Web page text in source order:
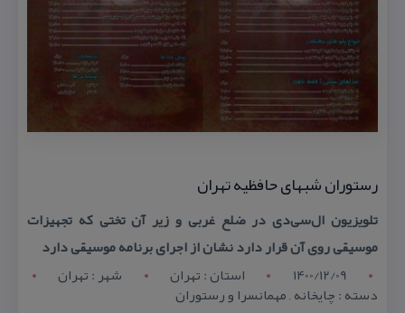
رستوران شبهای حافظیه تهران
تلویزیون ال‌سی‌دی در ضلع غربی و زیر آن تختی كه تجهیزات
موسیقی روی آن قرار دارد نشان از اجرای برنامه موسیقی دارد
1400/12/09
استان : تهران شهر : تهران
دسته : چایخانه , مهمانسرا و رستوران